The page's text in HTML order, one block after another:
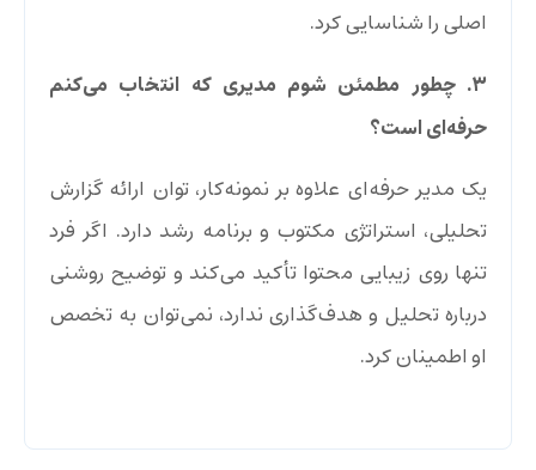
اصلی را شناسایی کرد.
۳. چطور مطمئن شوم مدیری که انتخاب می‌کنم
حرفه‌ای است؟
یک مدیر حرفه‌ای علاوه بر نمونه‌کار، توان ارائه گزارش
تحلیلی، استراتژی مکتوب و برنامه رشد دارد. اگر فرد
تنها روی زیبایی محتوا تأکید می‌کند و توضیح روشنی
درباره تحلیل و هدف‌گذاری ندارد، نمی‌توان به تخصص
او اطمینان کرد.